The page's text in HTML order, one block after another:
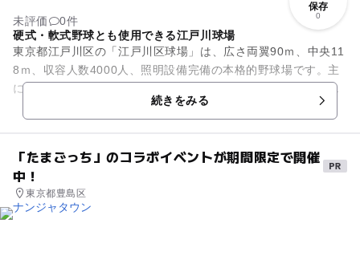
保存
0
未評価
0件
硬式・軟式野球とも使用できる江戸川球場
東京都江戸川区の「江戸川区球場」は、広さ両翼90ｍ、中央11
8ｍ、収容人数4000人、照明設備完備の本格的野球場です。主
に高校野球、リトルリーグ日本一、女子野球日本一など、アマ
続きをみる
「たまごっち」のコラボイベントが期間限定で開催
中！
東京都豊島区